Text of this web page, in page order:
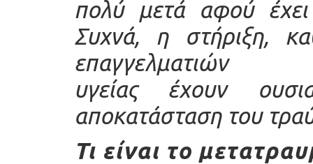
πολύ μετά αφού
Συχνά, η στήριξη,
υγείας έχουν
αποκατάσταση του
Τι είναι το